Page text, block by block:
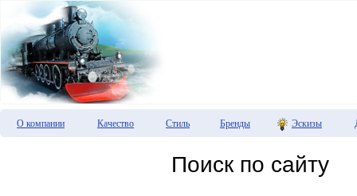
О компании Качество Стиль Бренды Эскизы
Поиск по сайту